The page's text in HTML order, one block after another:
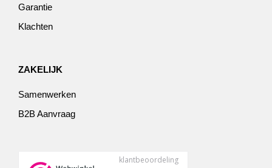
Garantie
Klachten
ZAKELIJK
Samenwerken
B2B Aanvraag